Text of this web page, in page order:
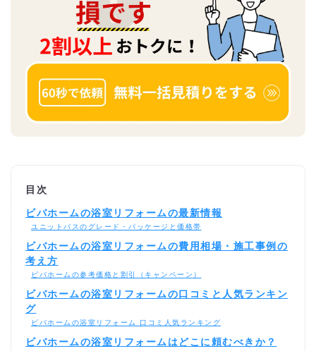
目次
ビバホームの浴室リフォームの最新情報
ユニットバスのグレード・パッケージと価格帯
ビバホームの浴室リフォームの費用相場・施工事例の
考え方
ビバホームの参考価格と割引（キャンペーン）
ビバホームの浴室リフォームの口コミと人気ランキン
グ
ビバホームの浴室リフォーム 口コミ人気ランキング
ビバホームの浴室リフォームはどこに頼むべきか？